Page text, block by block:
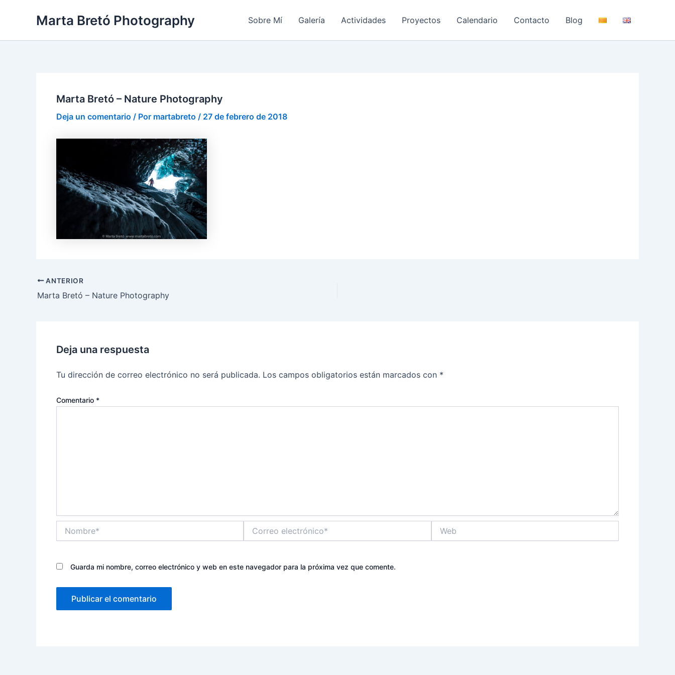
Marta Bretó Photography Sobre Mí Galería Actividades Proyectos Calendario Contacto Blog
Marta Bretó – Nature Photography
Deja un comentario / Por martabreto / 27 de febrero de 2018
de
ANTERIOR
Marta Bretó – Nature Photography
Deja una respuesta
Tu dirección de correo electrónico no será publicada. Los campos obligatorios están marcados con *
Comentario *
electrónico*
Guarda mi nombre, correo electrónico y web en este navegador para la próxima vez que comente.